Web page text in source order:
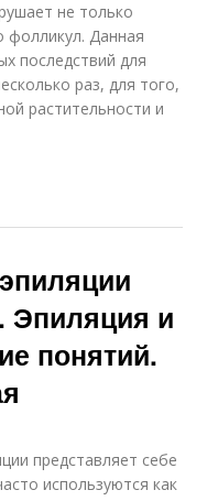
не только
фолликул. Данная
последствий для
раз, для того,
растительности и
Эпиляция и
понятий.
представляет себе
используются как